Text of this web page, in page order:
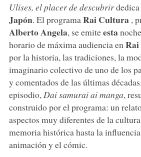
Ulises, el placer de descubrirdedica
Japón. El programa Rai Cultura ,
AlbertoAngela, se emiteesta
horario de máxima audiencia en Rai
por la historia, las tradiciones, la
imaginario colectivo de uno de los
y comentados de las últimas
episodio, Dai samurai ai manga,
construido por el programa: un
aspectos muy diferentes de la
memoria histórica hasta la
animación y el cómic.